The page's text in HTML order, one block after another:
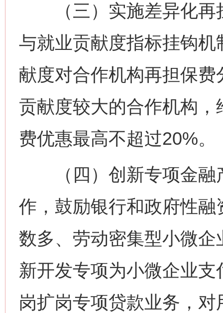
（三）实施差异化再
与就业贡献度指标挂钩
献度对合作机构再担保
贡献度较大的合作机构
费优惠最高不超过20%
（四）创新专项金融
作，鼓励银行和政府性
数多、劳动密集型小微
新开发专项为小微企业
岗扩岗专项贷款业务，